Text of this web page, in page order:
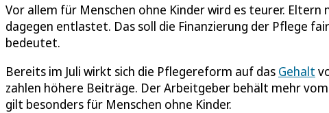
Vor allem für Menschen ohne Kinder wird es teurer.
dagegen entlastet. Das soll die Finanzierung der Pflege
bedeutet.
Bereits im Juli wirkt sich die Pflegereform auf das Gehalt
zahlen höhere Beiträge. Der Arbeitgeber behält mehr
gilt besonders für Menschen ohne Kinder.